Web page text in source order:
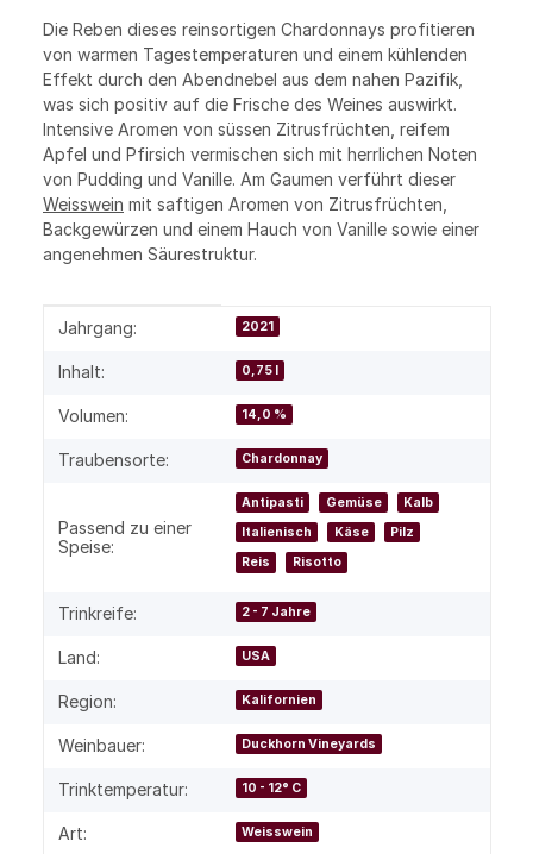
Die Reben dieses reinsortigen Chardonnays profitieren
von warmen Tagestemperaturen und einem kühlenden
Effekt durch den Abendnebel aus dem nahen Pazifik,
was sich positiv auf die Frische des Weines auswirkt.
Intensive Aromen von süssen Zitrusfrüchten, reifem
Apfel und Pfirsich vermischen sich mit herrlichen Noten
von Pudding und Vanille. Am Gaumen verführt dieser
Weisswein mit saftigen Aromen von Zitrusfrüchten,
Backgewürzen und einem Hauch von Vanille sowie einer
angenehmen Säurestruktur.
Produkteigenschaft
Wert
Jahrgang: 2021
Inhalt: 0,75 l
Volumen: 14,0 %
Traubensorte: Chardonnay
Passend zu einer
Speise:
Antipasti Gemüse
Kalb
Italienisch
Käse
Pilz
Reis
Risotto
Trinkreife: 2 - 7 Jahre
Land: USA
Region: Kalifornien
Weinbauer: Duckhorn Vineyards
Trinktemperatur: 10 - 12° C
Art: Weisswein